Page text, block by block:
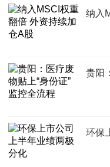
纳入
贵阳
环保